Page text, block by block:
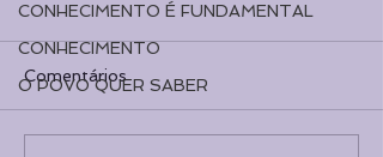
CONHECIMENTO É FUNDAMENTAL
CONHECIMENTO
O POVO QUER SABER
Comentários